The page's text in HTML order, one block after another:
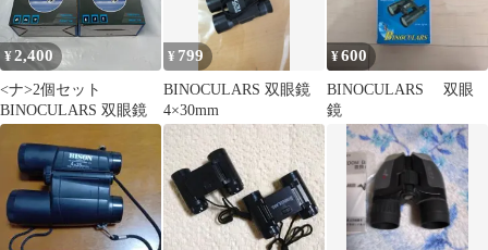
¥2,400
<ナ>2個セット
BINOCULARS 双眼鏡
¥ 799
BINOCULARS 双眼鏡
4×30mm
¥600
BINOCULARS 双眼
鏡